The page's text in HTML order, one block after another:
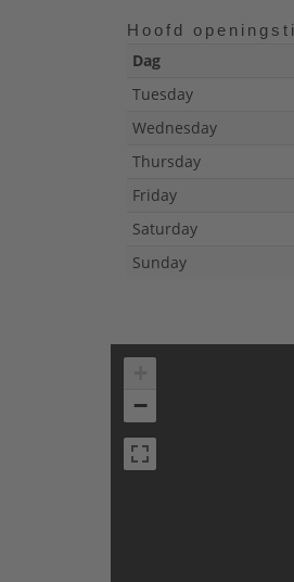
Hoofd
Dag
Tuesday
Wednesday
Thursday
Friday
Saturday
Sunday
−